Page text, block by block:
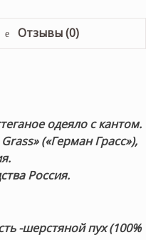
Отзывы (0)
одеяло с кантом.
(«Герман Грасс»),
Россия.
-шерстяной пух (100%